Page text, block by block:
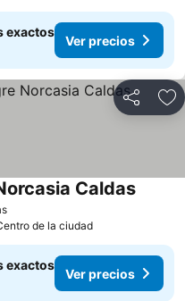
exactos
Ver precios
Compartir
Ver precios
CaldasVer
de la ciudad
exactos
Ver precios